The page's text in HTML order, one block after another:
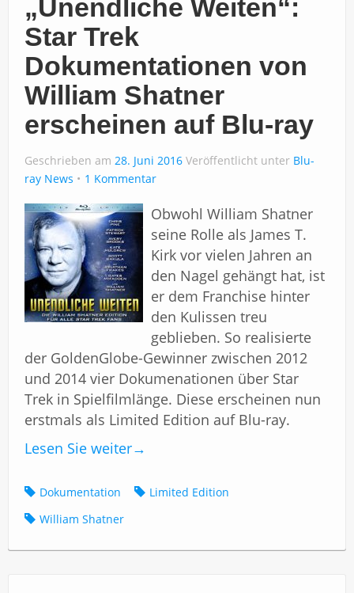
„Unendliche Weiten“:
Star Trek
Dokumentationen von
William Shatner
erscheinen auf Blu-ray
Geschrieben am 28. Juni 2016 Veröffentlicht unter Blu-
ray News
1 Kommentar
Obwohl William Shatner
seine Rolle als James T.
Kirk vor vielen Jahren an
den Nagel gehängt hat, ist
er dem Franchise hinter
den Kulissen treu
geblieben. So realisierte
der GoldenGlobe-Gewinner zwischen 2012
und 2014 vier Dokumenationen über Star
Trek in Spielfilmlänge. Diese erscheinen nun
erstmals als Limited Edition auf Blu-ray.
Lesen Sie weiter→
Dokumentation
Limited Edition
William Shatner